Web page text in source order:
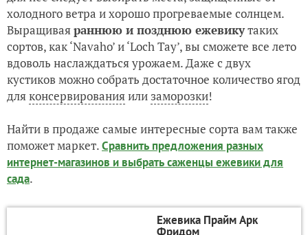
холодного ветра и хорошо прогреваемые солнцем.
Выращиваяраннюю и позднюю ежевикутаких
сортов, как ‘Navaho’ и ‘Loch Тау’, вы сможете все лето
вдоволь наслаждаться урожаем. Даже с двух
кустиков можно собрать достаточное количество ягод
дляконсервированияили заморозки!
Найти в продаже самые интересные сорта вам также
поможет маркет.Сравнить предложения разных
интернет-магазинов и выбрать саженцы ежевики для
сада.
Ежевика Прайм Арк
Фридом